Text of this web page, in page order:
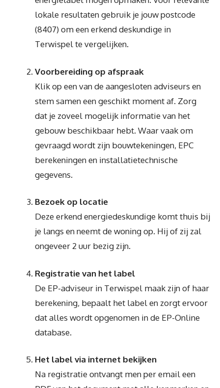
lokale resultaten gebruik je jouw postcode
(8407) om een erkend deskundige in
Terwispel te vergelijken.
Voorbereiding op afspraak
Klik op een van de aangesloten adviseurs en
stem samen een geschikt moment af. Zorg
dat je zoveel mogelijk informatie van het
gebouw beschikbaar hebt. Waar vaak om
gevraagd wordt zijn bouwtekeningen, EPC
berekeningen en installatietechnische
gegevens.
Bezoek op locatie
Deze erkend energiedeskundige komt thuis bij
je langs en neemt de woning op. Hij of zij zal
ongeveer 2 uur bezig zijn.
Registratie van het label
De EP-adviseur in Terwispel maak zijn of haar
berekening, bepaalt het label en zorgt ervoor
dat alles wordt opgenomen in de EP-Online
database.
Het label via internet bekijken
Na registratie ontvangt men per email een